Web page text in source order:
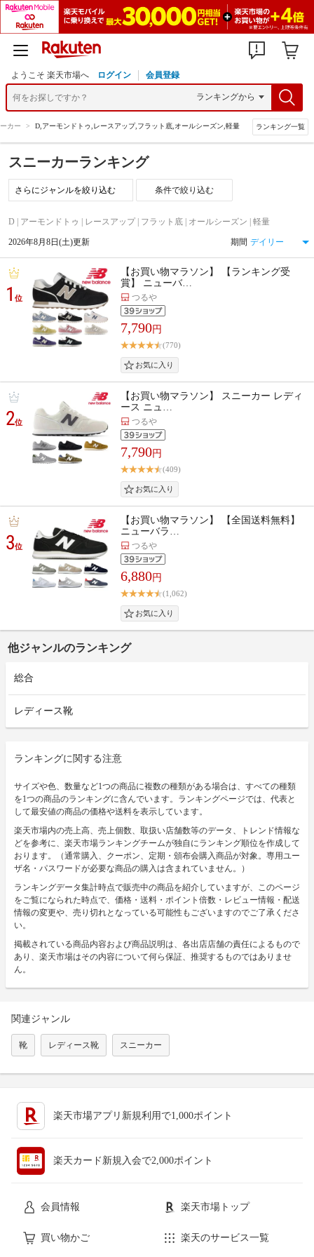
ようこそ 楽天市場へ ログイン 会員登録
カー > D,アーモンドトゥ,レースアップ,フラット底,オールシーズン,軽量 ランキング一覧
スニーカーランキング
条件で絞り込む
D | アーモンドトゥ | レースアップ | フラット底 | オールシーズン | 軽量
2026年8月8日(土)更新 期間
1位
【お買い物マラソン】 【ランキング受
賞】 ニューバ…
つるや
7,790円
(770)
2位
【お買い物マラソン】 スニーカー レディ
ース ニュ…
つるや
7,790円
(409)
3位
【お買い物マラソン】 【全国送料無料】
ニューバラ…
つるや
6,880円
(1,062)
他ジャンルのランキング
総合
レディース靴
ランキングに関する注意
サイズや色、数量など1つの商品に複数の種類がある場合は、すべての種類
を1つの商品のランキングに含んでいます。ランキングページでは、代表と
して最安値の商品の価格や送料を表示しています。
楽天市場内の売上高、売上個数、取扱い店舗数等のデータ、トレンド情報な
どを参考に、楽天市場ランキングチームが独自にランキング順位を作成して
おります。（通常購入、クーポン、定期・頒布会購入商品が対象。専用ユー
ザ名・パスワードが必要な商品の購入は含まれていません。）
ランキングデータ集計時点で販売中の商品を紹介していますが、このページ
をご覧になられた時点で、価格・送料・ポイント倍数・レビュー情報・配送
情報の変更や、売り切れとなっている可能性もございますのでご了承くださ
い。
掲載されている商品内容および商品説明は、各出店店舗の責任によるもので
あり、楽天市場はその内容について何ら保証、推奨するものではありませ
ん。
関連ジャンル
靴 レディース靴 スニーカー
楽天市場アプリ新規利用で1,000ポイント
楽天カード新規入会で2,000ポイント
会員情報 楽天市場トップ
買い物かご 楽天のサービス一覧